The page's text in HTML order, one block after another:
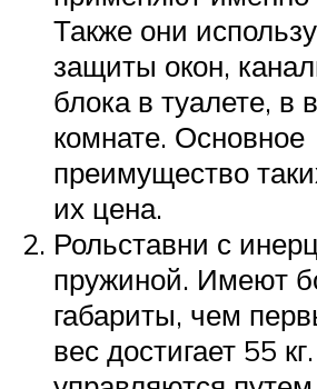
Также они
защиты окон,
блока в туалете, в
комнате. Основное
преимущество
их цена.
Рольставни с
пружиной. Имеют
габариты, чем
вес достигает 55